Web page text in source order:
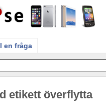
en fråga
etikett överflytta